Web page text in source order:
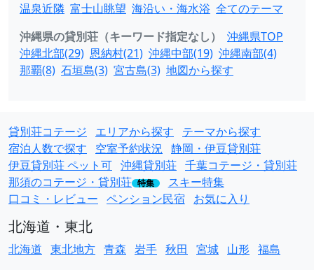
温泉近隣 富士山眺望 海沿い・海水浴 全てのテーマ
沖縄県の貸別荘（キーワード指定なし）
沖縄県TOP
沖縄北部(29) 恩納村(21) 沖縄中部(19) 沖縄南部(4)
那覇(8) 石垣島(3) 宮古島(3) 地図から探す
貸別荘コテージ エリアから探す
テーマから探す
宿泊人数で探す
空室予約状況 静岡・伊豆貸別荘
伊豆貸別荘 ペット可 沖縄貸別荘 千葉コテージ・貸別荘
那須のコテージ・貸別荘 特集
スキー特集
口コミ・レビュー ペンション民宿 お気に入り
北海道・東北
北海道 東北地方 青森 岩手 秋田 宮城 山形 福島